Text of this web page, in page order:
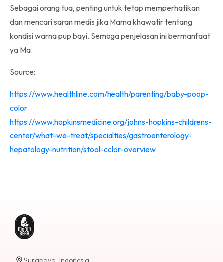
Sebagai orang tua, penting untuk tetap memperhatikan
dan mencari saran medis jika Mama khawatir tentang
kondisi warna pup bayi. Semoga penjelasan ini bermanfaat
ya Ma.
Source:
https://www.healthline.com/health/parenting/baby-poop-
color
https://www.hopkinsmedicine.org/johns-hopkins-childrens-
center/what-we-treat/specialties/gastroenterology-
hepatology-nutrition/stool-color-overview
Surabaya, Indonesia